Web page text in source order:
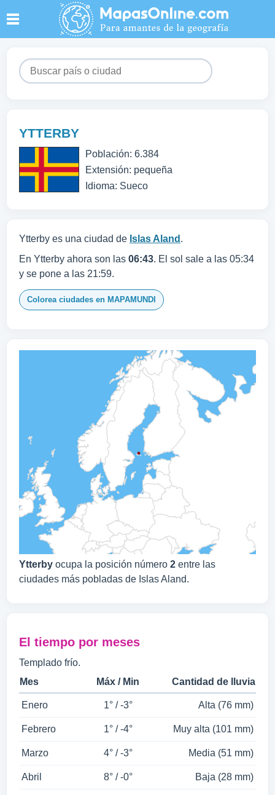
YTTERBY
Población: 6.384
Extensión: pequeña
Idioma: Sueco
Ytterby es una ciudad de Islas Aland .
En Ytterby ahora son las 06:43. El sol sale a las 05:34
y se pone a las 21:59.
Colorea ciudades en MAPAMUNDI
Ytterby ocupa la posición número 2 entre las
ciudades más pobladas de Islas Aland.
El tiempo por meses
Templado frío.
Mes
Máx / Min Cantidad de lluvia
Enero 1° / -3° Alta (76 mm)
Febrero 1° / -4° Muy alta (101 mm)
Marzo 4° / -3° Media (51 mm)
Abril 8° / -0° Baja (28 mm)